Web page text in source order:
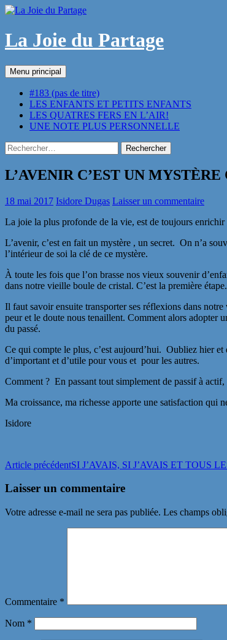
Aller
contenu
La Joie du Partage
Recherche
Menu principal
#183 (pas de titre)
LES ENFANTS ET PETITS ENFANTS
LES QUATRES FERS EN L’AIR!
UNE NOTE PLUS PERSONNELLE
Rechercher :
L’AVENIR C’EST UN MYSTÈRE
18 mai 2017 Isidore Dugas Laisser un commentaire
La joie la plus profonde de la vie, est de toujours
L’avenir, c’est en fait un mystère , un secret. On n’a
l’intérieur de soi la clé de ce mystère.
À toute les fois que l’on brasse nos vieux souvenir
dans notre vieille boule de cristal. C’est la première étape.
Il faut savoir ensuite transporter ses réflexions dans
peur et le doute nous tenaillent. Comment alors adopter
du passé.
Ce qui compte le plus, c’est aujourd’hui. Oubliez hier
d’important et d’utile pour vous et pour les autres.
Comment ? En passant tout simplement de passif à
Ma croissance, ma richesse apporte une satisfaction qui
Isidore
Navigation
des
Article précédentSI J’AVAIS, SI J’AVAIS ET TOUS
Laisser un commentaire
Votre adresse e-mail ne sera pas publiée. Les champs
Commentaire *
Nom *